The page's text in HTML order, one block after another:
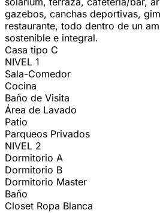
gazebos, canchas deportivas,
restaurante, todo dentro de un
sostenible e integral.
Casa tipo C
NIVEL 1
Sala-Comedor
Cocina
Baño de Visita
Área de Lavado
Patio
Parqueos Privados
NIVEL 2
Dormitorio A
Dormitorio B
Dormitorio Master
Baño
Closet Ropa Blanca